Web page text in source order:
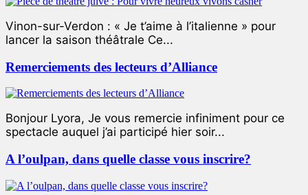
Vinon-sur-Verdon : « Je t’aime à l’italienne » pour
lancer la saison théâtrale Ce...
Remerciements des lecteurs d’Alliance
Bonjour Lyora, Je vous remercie infiniment pour ce
spectacle auquel j’ai participé hier soir...
A l’oulpan, dans quelle classe vous inscrire?